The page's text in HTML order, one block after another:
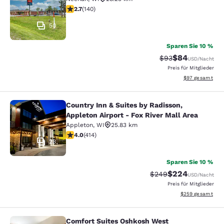
50
2.7-Sterne-Bewertung. Mittelmäßig. 140 Bewertungen
2.7(140)
Sparen Sie 10 %
$93Vergünstigter
$84USD/Nacht
Preis für Mitglieder
Geschätzte
$97 gesamt
Country Inn & Suites by Radisson,
23
Country Inn & Suites by Radisson,
Appleton Airport - Fox River Mall Area
Appleton, WI
25.83 km
3.96-Sterne-Bewertung. Gut. 414 Bewertungen
4.0(414)
Sparen Sie 10 %
Durchgestrichener
$249Vergünstigter
$224USD/Nacht
Preis für Mitglieder
Geschätzte
$259 gesamt
Comfort Suites Oshkosh West